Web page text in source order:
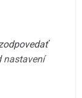
nastavení